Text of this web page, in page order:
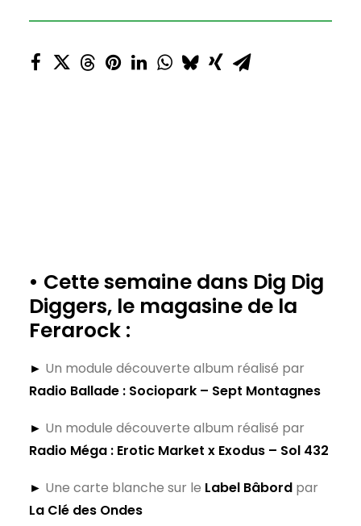
• Cette semaine dans Dig Dig
Diggers, le magasine de la
Ferarock :
► Un module découverte album réalisé par
Radio Ballade : Sociopark – Sept Montagnes
► Un module découverte album réalisé par
Radio Méga : Erotic Market x Exodus – Sol 432
► Une carte blanche sur le Label Bâbord par
La Clé des Ondes